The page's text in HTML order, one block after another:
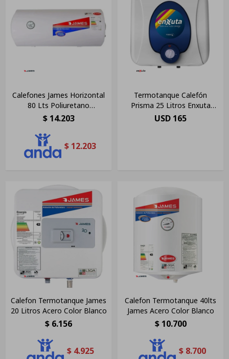
Calefones James Horizontal
80 Lts Poliuretano
Inyectado
$ 14.203
$ 12.203
Termotanque Calefón
Prisma 25 Litros Enxuta
Tanque Acero Amv Color
USD 165
Calefon Termotanque James
20 Litros Acero Color Blanco
$ 6.156
$ 4.925
Calefon Termotanque 40lts
James Acero Color Blanco
$ 10.700
$ 8.700